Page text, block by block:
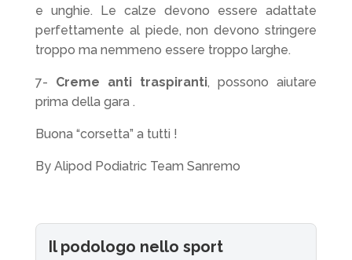
e unghie. Le calze devono essere adattate
perfettamente al piede, non devono stringere
troppo ma nemmeno essere troppo larghe.
7- Creme anti traspiranti, possono aiutare
prima della gara .
Buona “corsetta” a tutti !
By Alipod Podiatric Team Sanremo
Il podologo nello sport